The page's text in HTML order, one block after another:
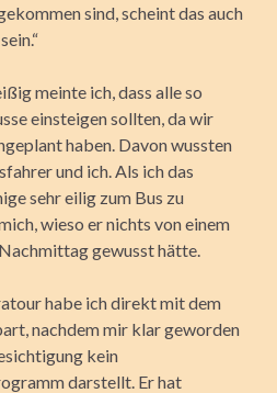
sind, scheint das auch
meinte ich, dass alle so
einsteigen sollten, da wir
haben. Davon wussten
und ich. Als ich das
sehr eilig zum Bus zu
wieso er nichts von einem
gewusst hätte.
habe ich direkt mit dem
nachdem mir klar geworden
kein
darstellt. Er hat